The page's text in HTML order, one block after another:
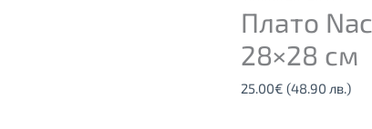
Плато
28×28 см
25.00€ (48.90 лв.)